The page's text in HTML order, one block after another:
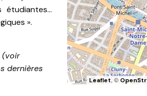
étudiantes…
».
(voir
dernières
Leaflet, ©